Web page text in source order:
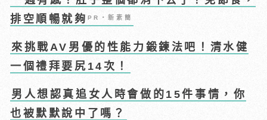
排空順暢就夠 PR・新素簡
來挑戰AV男優的性能力鍛鍊法吧！清水健
一個禮拜要尻14次！
男人想認真追女人時會做的15件事情，你
也被默默說中了嗎？